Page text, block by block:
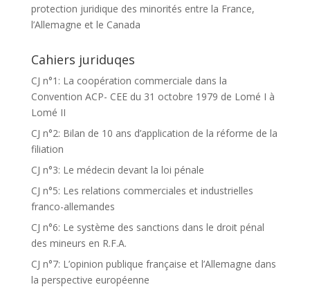
protection juridique des minorités entre la France,
l’Allemagne et le Canada
Cahiers juriduqes
CJ n°1: La coopération commerciale dans la
Convention ACP- CEE du 31 octobre 1979 de Lomé I à
Lomé II
CJ n°2: Bilan de 10 ans d’application de la réforme de la
filiation
CJ n°3: Le médecin devant la loi pénale
CJ n°5: Les relations commerciales et industrielles
franco-allemandes
CJ n°6: Le système des sanctions dans le droit pénal
des mineurs en R.F.A.
CJ n°7: L’opinion publique française et l’Allemagne dans
la perspective européenne